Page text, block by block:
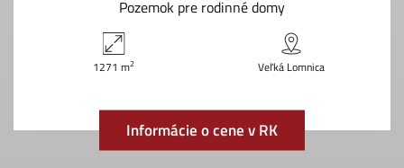
Pozemok pre rodinné domy
1271 m2 Veľká Lomnica
Informácie o cene v RK